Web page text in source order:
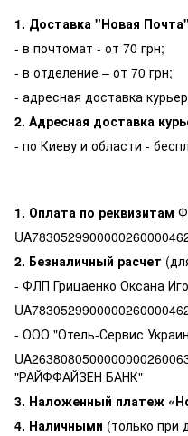
1. Доставка "Новая
- в почтомат - от 70 грн;
- в отделение – от 70 грн;
- адресная доставка
2. Адресная доставка
- по Киеву и области -
1. Оплата по реквизитам
2. Безналичный расчет
- ФЛП Грицаенко Оксана
- ООО "Отель-Сервис
"РАЙФФАЙЗЕН БАНК"
3. Наложенный платеж
4. Наличными (только при